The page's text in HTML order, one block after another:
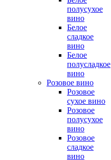
полусухое
вино
Белое
сладкое
вино
Белое
полусладкое
вино
Розовое вино
Розовое
сухое вино
Розовое
полусухое
вино
Розовое
сладкое
вино